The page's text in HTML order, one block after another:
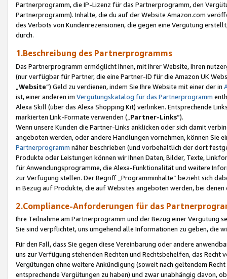
Partnerprogramm, die IP-Lizenz für das Partnerprogramm, den
Partnerprogramm). Inhalte, die du auf der Website Amazon.com
des Verbots von Kundenrezensionen, die gegen eine Vergütung
durch.
1.Beschreibung des Partnerprogramms
Das Partnerprogramm ermöglicht Ihnen, mit Ihrer Website, Ihren
(nur verfügbar für Partner, die eine Partner-ID für die Amazon UK
Website“) Geld zu verdienen, indem Sie Ihre Website mit einer der in
ist, einer anderen im Vergütungskatalog für das Partnerprogramm
Alexa Skill (über das Alexa Shopping Kit) verlinken. Entsprechende
markierten Link-Formate verwenden („ Partner-Links“).
Wenn unsere Kunden die Partner-Links anklicken oder sich damit
angeboten werden, oder andere Handlungen vornehmen, können Sie
Partnerprogramm näher beschrieben (und vorbehaltlich der dort
Produkte oder Leistungen können wir Ihnen Daten, Bilder, Texte,
für Anwendungsprogramme, die Alexa-Funktionalität und weitere
zur Verfügung stellen. Der Begriff „Programminhalte“ bezieht sich
in Bezug auf Produkte, die auf Websites angeboten werden, bei
2.Compliance-Anforderungen für das
Ihre Teilnahme am Partnerprogramm und der Bezug einer Vergütung
Sie sind verpflichtet, uns umgehend alle Informationen zu geben, die
Für den Fall, dass Sie gegen diese Vereinbarung oder andere
uns zur Verfügung stehenden Rechten und Rechtsbehelfen, das
Vergütungen ohne weitere Ankündigung (soweit nach geltendem
entsprechende Vergütungen zu haben) und zwar unabhängig davon,